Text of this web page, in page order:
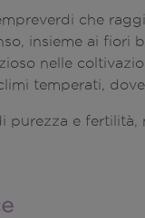
che
insieme ai fiori
nelle
temperati,
purezza e